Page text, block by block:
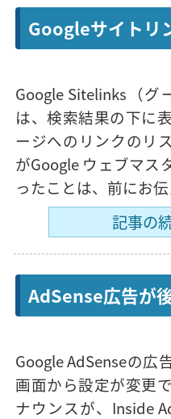
Googleサイトリ
Google Sitelinks（グ
は、検索結果の下に
ージへのリンクのリ
がGoogle ウェブマス
ったことは、前にお
記事の
AdSense広告が
Google AdSenseの広
画面から設定が変更
ナウンスが、Inside